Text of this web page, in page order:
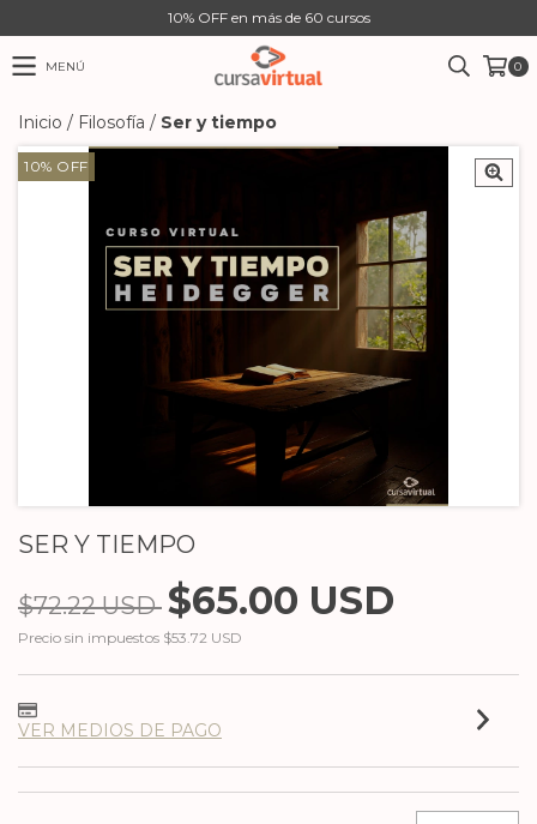
10% OFF en más de 60 cursos
MENÚ 0
Inicio / Filosofía / Ser y tiempo
10% OFF
SER Y TIEMPO
$72.22 USD $65.00 USD
Precio sin impuestos $53.72 USD
VER MEDIOS DE PAGO